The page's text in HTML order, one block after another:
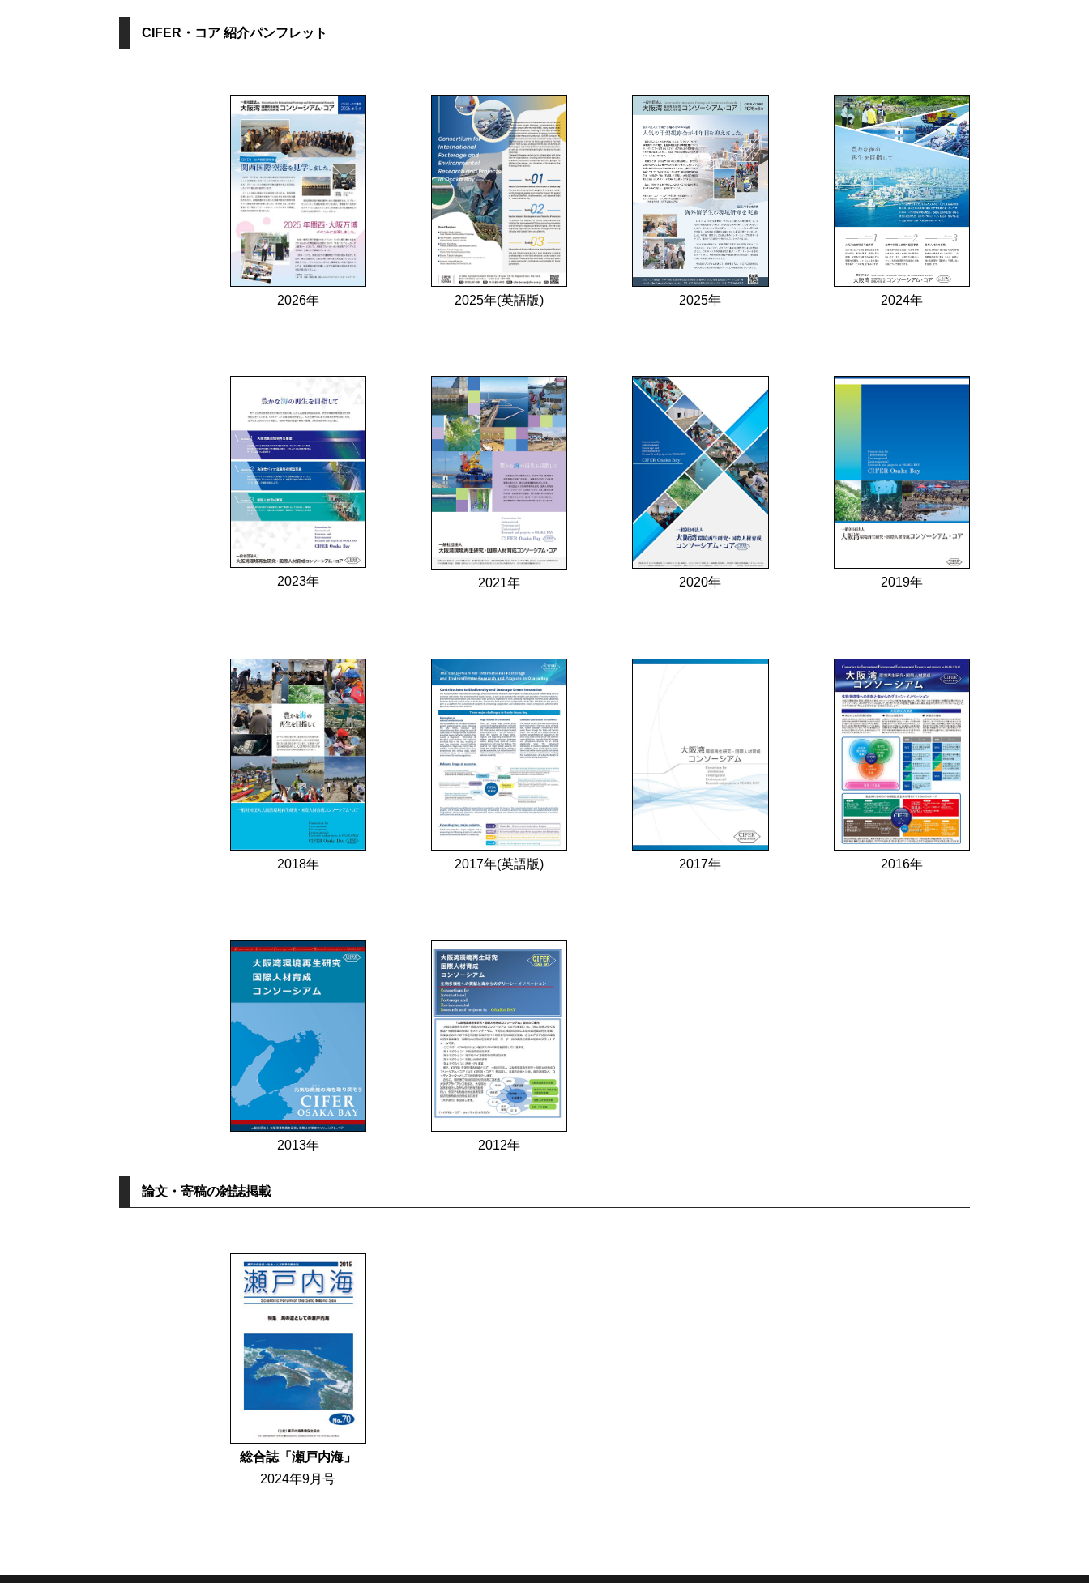
CIFER・コア 紹介パンフレット
2026年 2025年(英語版) 2025年 2024年
2023年 2021年 2020年 2019年
2018年 2017年(英語版) 2017年 2016年
2013年 2012年
論文・寄稿の雑誌掲載
総合誌「瀬戸内海」
2024年9月号